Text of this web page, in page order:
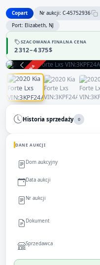
Copart Nr aukcji: C-45752936
Port: Elizabeth, NJ
SZACOWANA FINALNA CENA
2 312 – 4 375 $
ZAKOŃCZONA
Historia sprzedaży 0
DANE AUKCJI
Dom aukcyjny
Data aukcji
Nr aukcji
Dokument
Sprzedawca